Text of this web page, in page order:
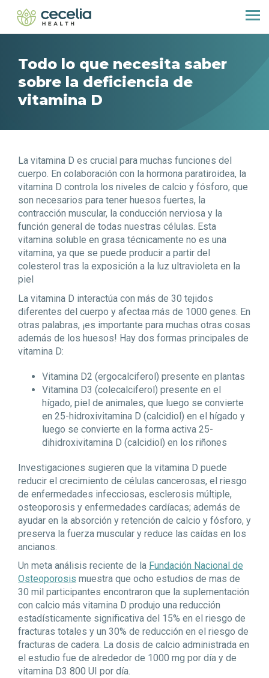
Todo lo que necesita saber
sobre la deficiencia de
vitamina D
La vitamina D es crucial para muchas funciones del
cuerpo. En colaboración con la hormona paratiroidea, la
vitamina D controla los niveles de calcio y fósforo, que
son necesarios para tener huesos fuertes, la
contracción muscular, la conducción nerviosa y la
función general de todas nuestras células. Esta
vitamina soluble en grasa técnicamente no es una
vitamina, ya que se puede producir a partir del
colesterol tras la exposición a la luz ultravioleta en la
piel
La vitamina D interactúa con más de 30 tejidos
diferentes del cuerpo y afectaa más de 1000 genes. En
otras palabras, ¡es importante para muchas otras cosas
además de los huesos! Hay dos formas principales de
vitamina D:
Vitamina D2 (ergocalciferol) presente en plantas
Vitamina D3 (colecalciferol) presente en el
hígado, piel de animales, que luego se convierte
en 25-hidroxivitamina D (calcidiol) en el hígado y
luego se convierte en la forma activa 25-
dihidroxivitamina D (calcidiol) en los riñones
Investigaciones sugieren que la vitamina D puede
reducir el crecimiento de células cancerosas, el riesgo
de enfermedades infecciosas, esclerosis múltiple,
osteoporosis y enfermedades cardíacas; además de
ayudar en la absorción y retención de calcio y fósforo, y
preserva la fuerza muscular y reduce las caídas en los
ancianos.
Un meta análisis reciente de la Fundación Nacional de
Osteoporosis muestra que ocho estudios de mas de
30 mil participantes encontraron que la suplementación
con calcio más vitamina D produjo una reducción
estadísticamente significativa del 15% en el riesgo de
fracturas totales y un 30% de reducción en el riesgo de
fracturas de cadera. La dosis de calcio administrada en
el estudio fue de alrededor de 1000 mg por día y de
vitamina D3 800 UI por día.